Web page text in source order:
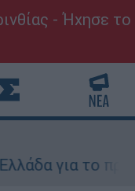
- Ήχησε το
για το